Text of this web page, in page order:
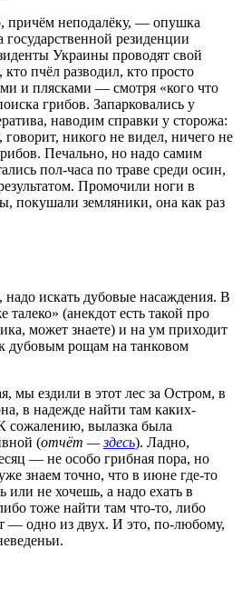
причём неподалёку, — опушка
государственной резиденции
Украины проводят свой
кто пчёл разводил, кто просто
и плясками — смотря «кого что
грибов. Запарковались у
наводим справки у сторожа:
никого не видел, ничего не
Печально, но надо самим
пол-часа по траве среди осин,
Промочили ноги в
покушали земляники, она как раз
надо искать дубовые насаждения. В
талеко» (анекдот есть такой про
может знаете) и на ум приходит
дубовым рощам на танковом
мы ездили в этот лес за Остром, в
в надежде найти там каких-
сожалению, вылазка была
(отчёт —здесь). Ладно,
— не особо грибная пора, но
знаем точно, что в июне где-то
или не хочешь, а надо ехать в
тоже найти там что-то, либо
— одно из двух. И это, по-любому,